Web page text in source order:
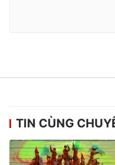
TIN CÙNG